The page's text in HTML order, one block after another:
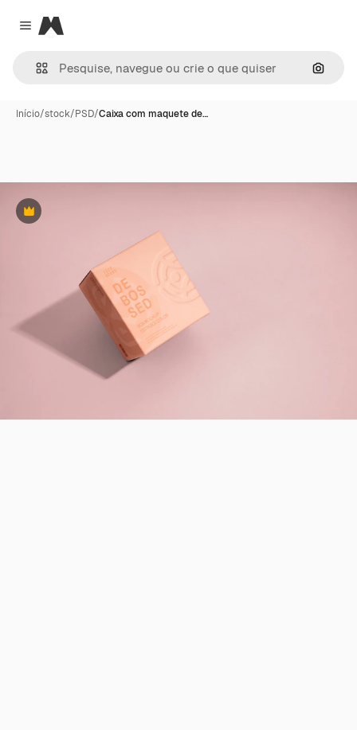
Close menu
Magnific
Início/stock/PSD/Caixa com maquete de…
Premium